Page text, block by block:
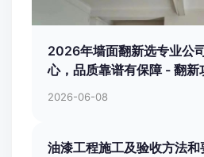
2026年墙面翻新选专业公
心，品质靠谱有保障 - 翻新
2026-06-08
油漆工程施工及验收方法